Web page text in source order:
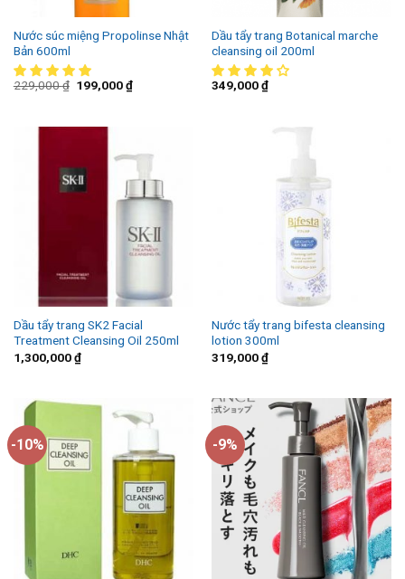
Nước súc miệng Propolinse Nhật
Bản 600ml
229,000₫ 199,000₫
Dầu tẩy trang Botanical marche
cleansing oil 200ml
349,000₫
Dầu tẩy trang SK2 Facial
Treatment Cleansing Oil 250ml
1,300,000₫
Nước tẩy trang bifesta cleansing
lotion 300ml
319,000₫
-10% -9%